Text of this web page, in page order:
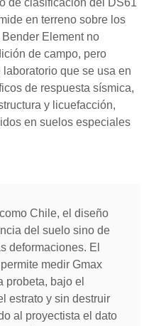
de clasificación del DS61
en terreno sobre los
Element no
de campo, pero
que se usa en
de respuesta sísmica,
y licuefacción,
en suelos especiales
Chile, el diseño
del suelo sino de
deformaciones. El
medir Gmax
probeta, bajo el
estrato y sin destruir
al proyectista el dato